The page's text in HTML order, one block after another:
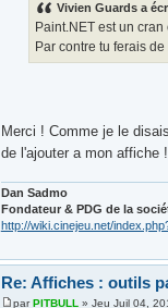
Vivien Guards a
Paint.NET est un
Par contre tu ferais
Merci ! Comme je le
de l'ajouter a mon affiche
Dan Sadmo
Fondateur & PDG de la
http://wiki.cinejeu.net/
Re: Affiches : outils
parPITBULL» Jeu Juil 04,